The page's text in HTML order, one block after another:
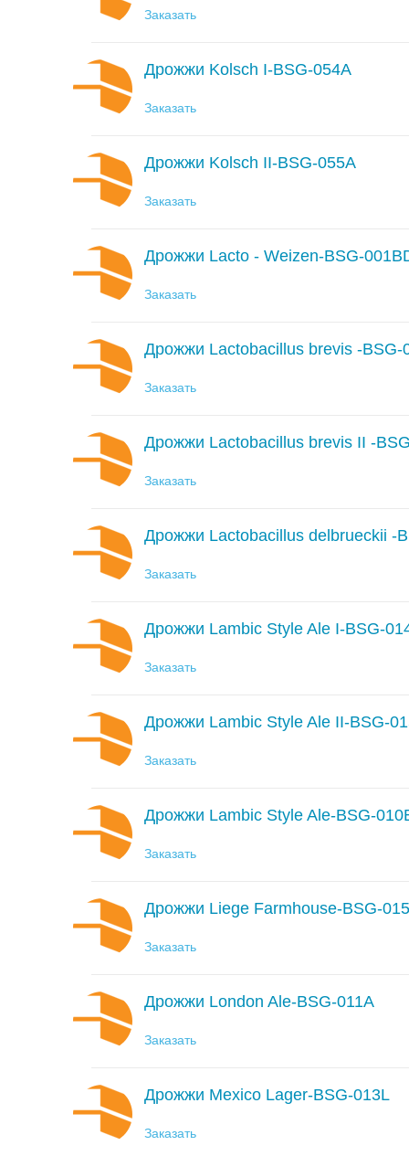
Заказать
Дрожжи Kolsch I-BSG-054A
Заказать
Дрожжи Kolsch II-BSG-055A
Заказать
Дрожжи Lacto - Weizen-BSG-
Заказать
Дрожжи Lactobacillus brevis -BSG-
Заказать
Дрожжи Lactobacillus brevis II -
Заказать
Дрожжи Lactobacillus delbrueckii -
Заказать
Дрожжи Lambic Style Ale I-BSG-
Заказать
Дрожжи Lambic Style Ale II-BSG-
Заказать
Дрожжи Lambic Style Ale-BSG-
Заказать
Дрожжи Liege Farmhouse-BSG-
Заказать
Дрожжи London Ale-BSG-011A
Заказать
Дрожжи Mexico Lager-BSG-013L
Заказать